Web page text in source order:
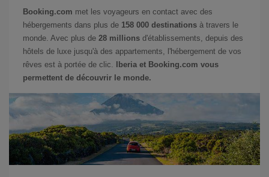
Booking.com met les voyageurs en contact avec des
hébergements dans plus de 158 000 destinations à travers le
monde. Avec plus de 28 millions d'établissements, depuis des
hôtels de luxe jusqu'à des appartements, l'hébergement de vos
rêves est à portée de clic.
Iberia et Booking.com vous
permettent de découvrir le monde.